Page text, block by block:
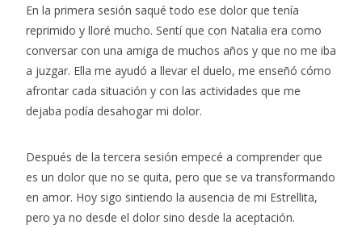
En la primera sesión saqué todo ese dolor que tenía
reprimido y lloré mucho. Sentí que con Natalia era como
conversar con una amiga de muchos años y que no me iba
a juzgar. Ella me ayudó a llevar el duelo, me enseñó cómo
afrontar cada situación y con las actividades que me
dejaba podía desahogar mi dolor.
Después de la tercera sesión empecé a comprender que
es un dolor que no se quita, pero que se va transformando
en amor. Hoy sigo sintiendo la ausencia de mi Estrellita,
pero ya no desde el dolor sino desde la aceptación.